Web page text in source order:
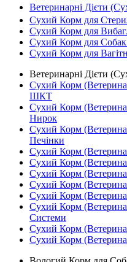
Ветеринарні Дієти
Сухий Корм для
Сухий Корм для
Сухий Корм для
Сухий Корм для
Ветеринарні Дієти
Сухий Корм
ШКТ
Сухий Корм
Нирок
Сухий Корм
Печінки
Сухий Корм
Сухий Корм
Сухий Корм
Сухий Корм
Сухий Корм
Сухий Корм
Системи
Сухий Корм
Сухий Корм